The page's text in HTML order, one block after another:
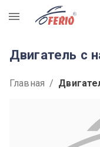
R
Двигатель с
Главная /